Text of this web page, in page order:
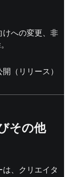
けへの変更、非
（リリース）
その他
、クリエイタ